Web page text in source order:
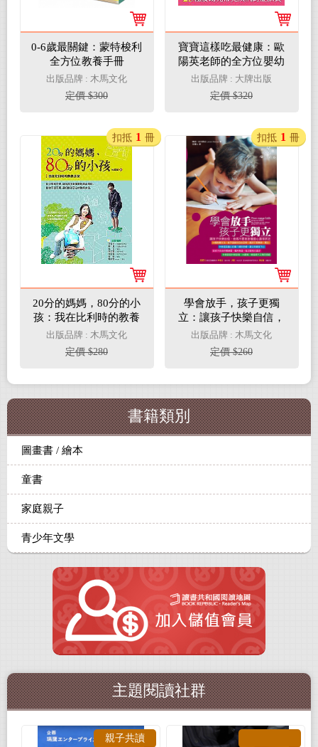
0-6歲最關鍵：蒙特梭利
全方位教養手冊
出版品牌 : 木馬文化
定價 $300
寶寶這樣吃最健康：歐
陽英老師的全方位嬰幼
兒健康飲食配方
出版品牌 : 大牌出版
定價 $320
20分的媽媽，80分的小
孩：我在比利時的教養
手記
出版品牌 : 木馬文化
定價 $280
扣抵 1 冊
學會放手，孩子更獨
立：讓孩子快樂自信，
爸媽不要被各種擔心逼
得抓狂
出版品牌 : 木馬文化
定價 $260
扣抵 1 冊
書籍類別
圖畫書 / 繪本
童書
家庭親子
青少年文學
主題閱讀社群
親子共讀